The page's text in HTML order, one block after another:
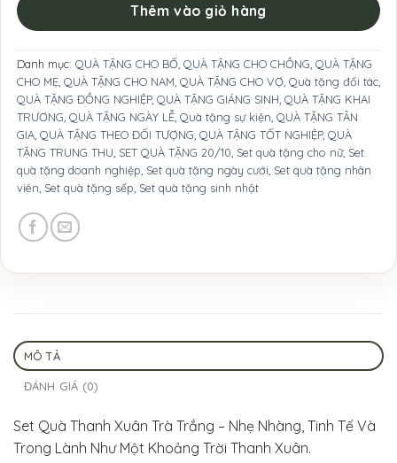
Thêm vào giỏ hàng
Danh mục: QUÀ TẶNG CHO BỐ QUÀ TẶNG CHO CHỒNG QUÀ TẶNG
CHO MẸ QUÀ TẶNG CHO NAM QUÀ TẶNG CHO VỢ Quà tặng đối tác
QUÀ TẶNG ĐỒNG NGHIỆP, QUÀ TẶNG GIÁNG SINH QUÀ TẶNG KHAI
TRƯƠNG QUÀ TẶNG NGÀY LỄ Quà tặng sự kiện QUÀ TẶNG TÂN
GIA QUÀ TẶNG THEO ĐỐI TƯỢNG QUÀ TẶNG TỐT NGHIỆP, QUÀ
TẶNG TRUNG THU SET QUÀ TẶNG 20/10 Set quà tặng cho nữ, Set
quà tặng doanh nghiệp Set quà tặng ngày cưới Set quà tặng nhân
viên Set quà tặng sếp Set quà tặng sinh nhật
MÔ TẢ
ĐÁNH GIÁ (0)
Set Quà Thanh Xuân Trà Trắng – Nhẹ Nhàng, Tinh Tế Và
Trong Lành Như Một Khoảng Trời Thanh Xuân.